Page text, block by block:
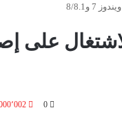
8.1
على
0